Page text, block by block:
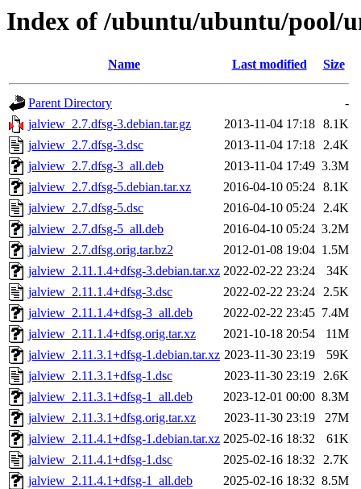
Index of /ubuntu/ubuntu/pool/
Name Last modified Size
Parent Directory
-
jalview_2.7.dfsg-3.debian.tar.gz
2013-11-04 17:18 8.1K
jalview_2.7.dfsg-3.dsc
2013-11-04 17:18 2.4K
jalview_2.7.dfsg-3_all.deb
2013-11-04 17:49 3.3M
jalview_2.7.dfsg-5.debian.tar.xz
2016-04-10 05:24 8.1K
jalview_2.7.dfsg-5.dsc
2016-04-10 05:24 2.4K
jalview_2.7.dfsg-5_all.deb
2016-04-10 05:24 3.2M
jalview_2.7.dfsg.orig.tar.bz2
2012-01-08 19:04 1.5M
jalview_2.11.1.4+dfsg-3.debian.tar.xz 2022-02-22 23:24
34K
jalview_2.11.1.4+dfsg-3.dsc
2022-02-22 23:24 2.5K
jalview_2.11.1.4+dfsg-3_all.deb
2022-02-22 23:45 7.4M
jalview_2.11.1.4+dfsg.orig.tar.xz
2021-10-18 20:54
11M
jalview_2.11.3.1+dfsg-1.debian.tar.xz 2023-11-30 23:19
59K
jalview_2.11.3.1+dfsg-1.dsc
2023-11-30 23:19 2.6K
jalview_2.11.3.1+dfsg-1_all.deb
2023-12-01 00:00 8.3M
jalview_2.11.3.1+dfsg.orig.tar.xz
2023-11-30 23:19
27M
jalview_2.11.4.1+dfsg-1.debian.tar.xz 2025-02-16 18:32
61K
jalview_2.11.4.1+dfsg-1.dsc
2025-02-16 18:32 2.7K
jalview_2.11.4.1+dfsg-1_all.deb
2025-02-16 18:32 8.5M